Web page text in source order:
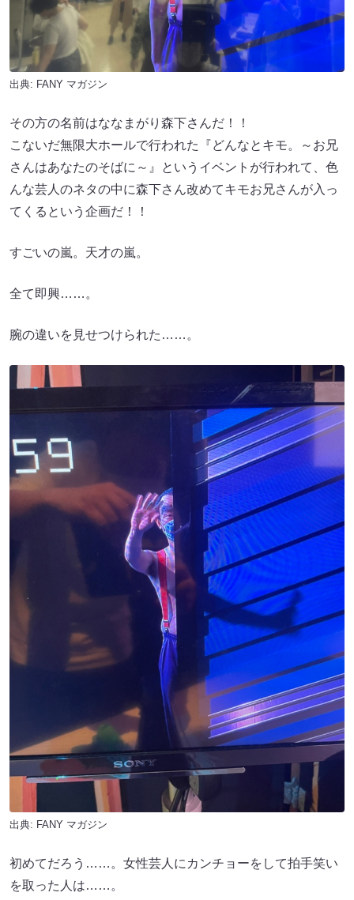
出典: FANY マガジン
その方の名前はななまがり森下さんだ！！
こないだ無限大ホールで行われた『どんなとキモ。～お兄
さんはあなたのそばに～』というイベントが行われて、色
んな芸人のネタの中に森下さん改めてキモお兄さんが入っ
てくるという企画だ！！
すごいの嵐。天才の嵐。
全て即興……。
腕の違いを見せつけられた……。
出典: FANY マガジン
初めてだろう……。女性芸人にカンチョーをして拍手笑い
を取った人は……。